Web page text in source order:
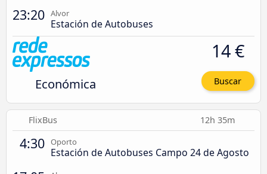
23:20 Alvor
Estación de Autobuses
Económica
14 €
Buscar
FlixBus 12h 35m
4:30 Oporto
Estación de Autobuses Campo 24 de Agosto